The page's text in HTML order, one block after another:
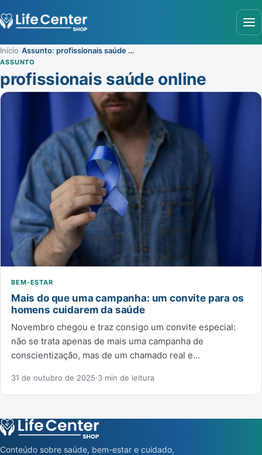
Início Assunto: profissionais saúde online
ASSUNTO
profissionais saúde online
BEM-ESTAR
Mais do que uma campanha: um convite para os
homens cuidarem da saúde
Novembro chegou e traz consigo um convite especial:
não se trata apenas de mais uma campanha de
conscientização, mas de um chamado real e…
31 de outubro de 2025·3 min de leitura
Conteúdo sobre saúde, bem-estar e cuidado,